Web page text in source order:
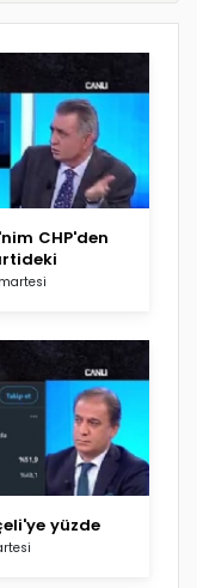
CHP'den
yüzde